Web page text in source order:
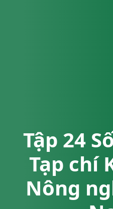
Tập 24
Tạp chí
Nông